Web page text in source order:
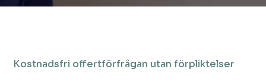
Kostnadsfri offertförfrågan utan förpliktelser